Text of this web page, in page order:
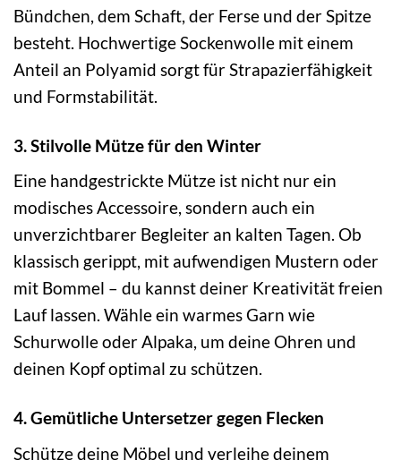
Bündchen, dem Schaft, der Ferse und der Spitze
besteht. Hochwertige Sockenwolle mit einem
Anteil an Polyamid sorgt für Strapazierfähigkeit
und Formstabilität.
3. Stilvolle Mütze für den Winter
Eine handgestrickte Mütze ist nicht nur ein
modisches Accessoire, sondern auch ein
unverzichtbarer Begleiter an kalten Tagen. Ob
klassisch gerippt, mit aufwendigen Mustern oder
mit Bommel – du kannst deiner Kreativität freien
Lauf lassen. Wähle ein warmes Garn wie
Schurwolle oder Alpaka, um deine Ohren und
deinen Kopf optimal zu schützen.
4. Gemütliche Untersetzer gegen Flecken
Schütze deine Möbel und verleihe deinem